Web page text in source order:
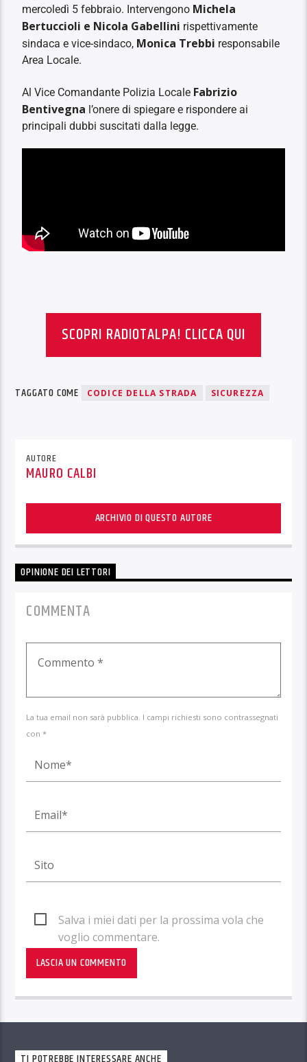
mercoledì 5 febbraio. Intervengono Michela
Bertuccioli e Nicola Gabellini rispettivamente
sindaca e vice-sindaco, Monica Trebbi responsabile
Area Locale.
Al Vice Comandante Polizia Locale Fabrizio
Bentivegna l’onere di spiegare e rispondere ai
principali dubbi suscitati dalla legge.
SCOPRI RADIOTALPA! CLICCA QUI
TAGGATO COME CODICE DELLA STRADA SICUREZZA
AUTORE
MAURO CALBI
ARCHIVIO DI QUESTO AUTORE
OPINIONE DEI LETTORI
COMMENTA
La tua email non sarà pubblica. I campi richiesti sono contrassegnati
con *
Salva i miei dati per la prossima vola che
voglio commentare.